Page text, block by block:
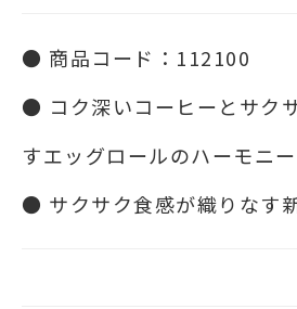
● 商品コード：112100
● コク深いコーヒーとサク
すエッグロールのハーモニー
● サクサク食感が織りなす